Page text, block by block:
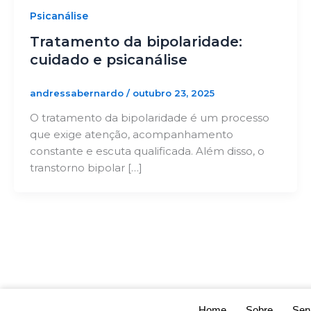
Psicanálise
Tratamento da bipolaridade:
cuidado e psicanálise
andressabernardo / outubro 23, 2025
O tratamento da bipolaridade é um processo
que exige atenção, acompanhamento
constante e escuta qualificada. Além disso, o
transtorno bipolar […]